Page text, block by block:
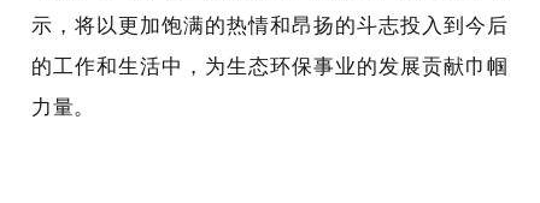
示，将以更加饱满的热情和昂扬的斗志投入到今后
的工作和生活中，为生态环保事业的发展贡献巾帼
力量。